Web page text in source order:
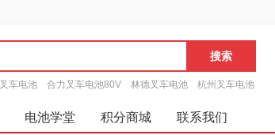
叉车电池 合力叉车电池80V 林德叉车电池 杭州叉车电池
电池学堂 积分商城 联系我们